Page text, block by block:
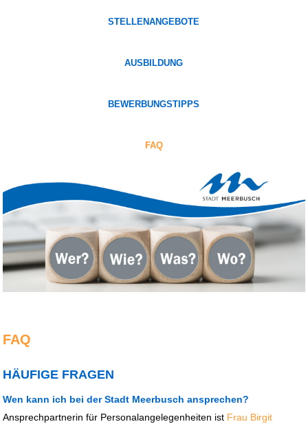
STELLENANGEBOTE
AUSBILDUNG
BEWERBUNGSTIPPS
FAQ
FAQ
HÄUFIGE FRAGEN
Wen kann ich bei der Stadt Meerbusch ansprechen?
Ansprechpartnerin für Personalangelegenheiten ist Frau Birgit